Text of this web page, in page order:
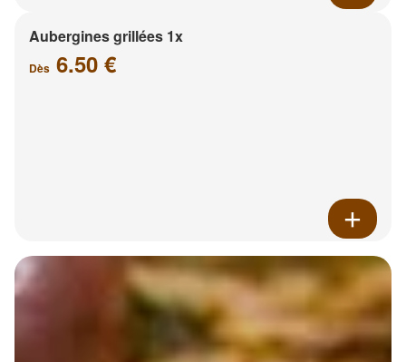
Aubergines grillées 1x
Dès 6.50 €